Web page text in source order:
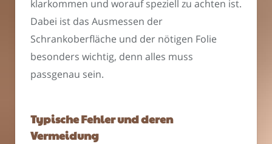
klarkommen und worauf speziell zu achten ist.
Dabei ist das Ausmessen der
Schrankoberfläche und der nötigen Folie
besonders wichtig, denn alles muss
passgenau sein.
Typische Fehler und deren
Vermeidung